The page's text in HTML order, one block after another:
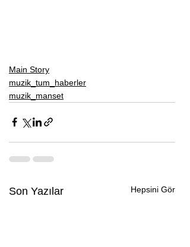
Main Story
muzik_tum_haberler
muzik_manset
Son Yazılar Hepsini Gör